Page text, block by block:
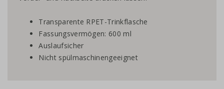
Transparente RPET-Trinkflasche
Fassungsvermögen: 600 ml
Auslaufsicher
Nicht spülmaschinengeeignet